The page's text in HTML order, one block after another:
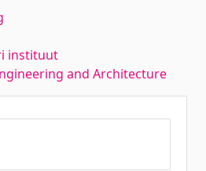
instituut
and Architecture